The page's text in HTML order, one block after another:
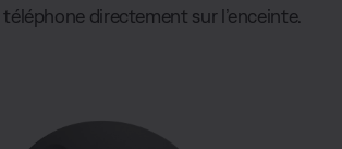
directement sur l’enceinte.